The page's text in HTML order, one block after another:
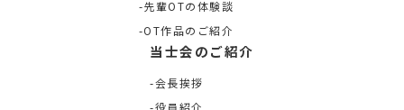
先輩OTの体験談
OT作品のご紹介
当士会のご紹介
会長挨拶
役員紹介